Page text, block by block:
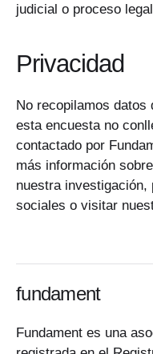
judicial o proceso
Privacidad
No recopilamos datos
esta encuesta no
contactado por
más información
nuestra investigación,
sociales o visitar
fundament
Fundament es una